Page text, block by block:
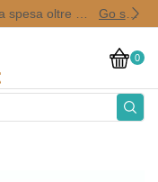
Go shop
0